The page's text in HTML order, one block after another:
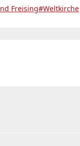
Freising#Weltkirche